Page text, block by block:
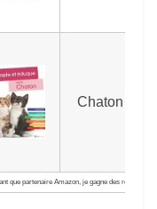
Chaton
que partenaire Amazon, je gagne des revenus